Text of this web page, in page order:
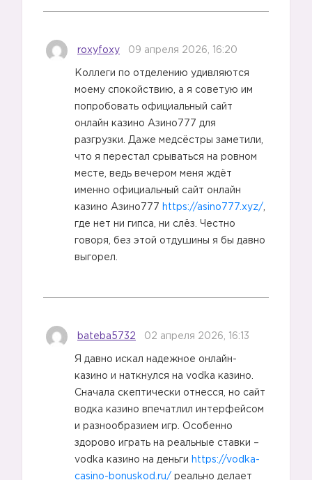
roxyfoxy 09 апреля 2026, 16:20
Коллеги по отделению удивляются
моему спокойствию, а я советую им
попробовать официальный сайт
онлайн казино Азино777 для
разгрузки. Даже медсёстры заметили,
что я перестал срываться на ровном
месте, ведь вечером меня ждёт
именно официальный сайт онлайн
казино Азино777 https://asino777.xyz/
где нет ни гипса, ни слёз. Честно
говоря, без этой отдушины я бы давно
выгорел.
bateba5732 02 апреля 2026, 16:13
Я давно искал надежное онлайн-
казино и наткнулся на vodka казино.
Сначала скептически отнесся, но сайт
водка казино впечатлил интерфейсом
и разнообразием игр. Особенно
здорово играть на реальные ставки –
vodka казино на деньги https://vodka-
casino-bonuskod.ru/ реально делает